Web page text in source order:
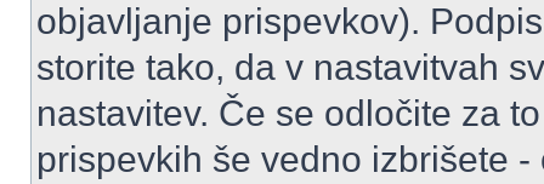
objavljanje prispevkov).
storite tako, da v nastavitvah
nastavitev. Če se odločite za
prispevkih še vedno izbrišete